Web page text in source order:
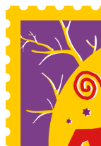
Sla de navigatie